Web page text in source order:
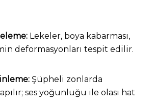
Lekeler, boya kabarması,
deformasyonları tespit edilir.
Şüpheli zonlarda
ses yoğunluğu ile olası hat